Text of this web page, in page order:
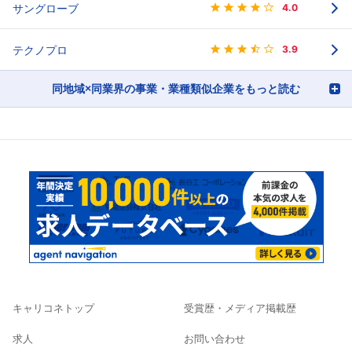
サングローブ 4.0
テクノプロ 3.9
同地域×同業界の事業・業種類似企業をもっと読む
キャリコネトップ
求人
受賞歴・メディア掲載歴
お問い合わせ